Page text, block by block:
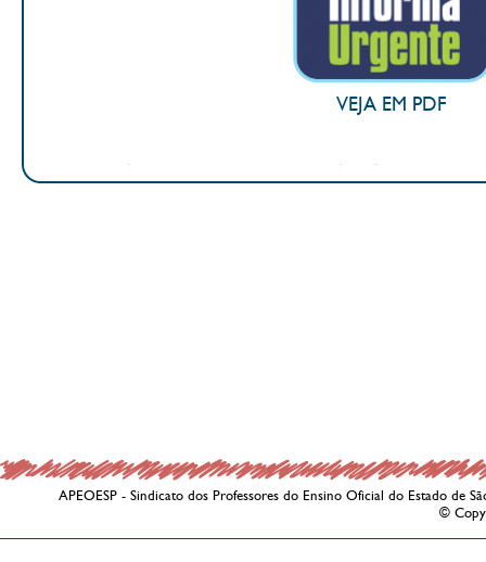
VEJA EM PDF
APEOESP - Sindicato dos Professores do Ensino Oficial do Estado de
©